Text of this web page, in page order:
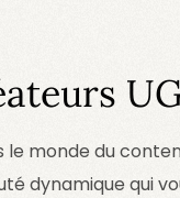
monde du
dynamique qui